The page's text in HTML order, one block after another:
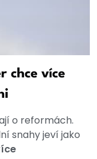
chce více
o reformách.
snahy jeví jako